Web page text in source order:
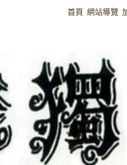
首頁 網站導覽